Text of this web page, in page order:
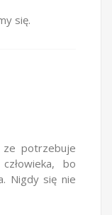
się.
potrzebuje
bo
Nigdy się nie